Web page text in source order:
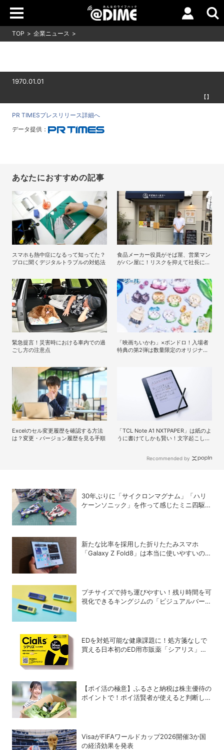
TOP 企業ニュース
1970.01.01
【】
PR TIMESプレスリリース詳細へ
データ提供：
あなたにおすすめの記事
スマホも熱中症になるって知ってた？
プロに聞くデジタルトラブルの対処法
食品メーカー役員がそば屋、営業マン
がパン屋に！リスクを抑えて社長にな
緊急提言！災害時における車内での過
ごし方の注意点
「映画ちいかわ」×ボンドロ！入場者
特典の第2弾は数量限定のオリジナル
Excelのセル変更履歴を確認する方法
は？変更・バージョン履歴を見る手順
「TCL Note A1 NXTPAPER」は紙のよ
うに書けてしかも賢い！文字起こしも
Recommended by
30年ぶりに「サイクロンマグナム」「ハリ
ケーンソニック」を作って感じたミニ四駆の
新たな比率を採用した折りたたみスマホ
「Galaxy Z Fold8」は本当に使いやすいの
プチサイズで持ち運びやすい！残り時間を可
視化できるキングジムの「ビジュアルバータ
EDを対処可能な健康課題に！処方箋なしで
買える日本初のED用市販薬「シアリス」が
【ポイ活の極意】ふるさと納税は株主優待の
ポイントで！ポイ活賢者が使えると判断した
VisaがFIFAワールドカップ2026開催3か国
の経済効果を発表